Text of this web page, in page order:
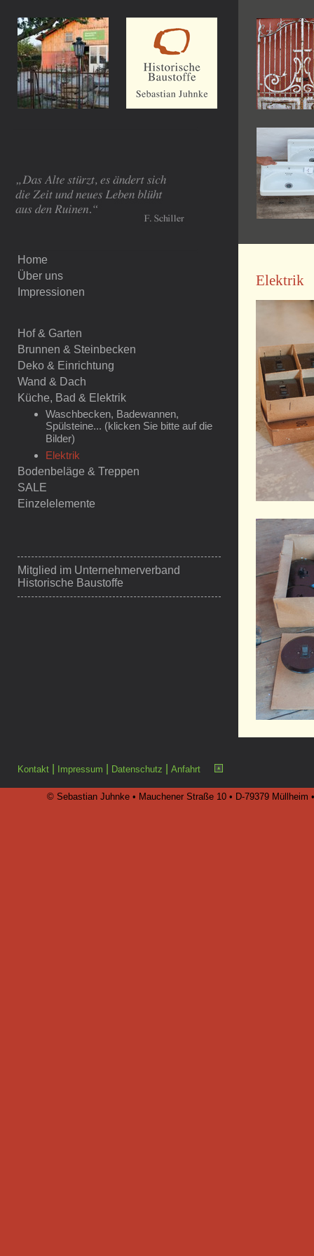
Home
Über uns
Impressionen
Hof & Garten
Brunnen & Steinbecken
Deko & Einrichtung
Wand & Dach
Küche, Bad & Elektrik
Waschbecken, Badewannen,
Spülsteine... (klicken Sie bitte auf die
Bilder)
Elektrik
Bodenbeläge & Treppen
SALE
Einzelelemente
Mitglied im Unternehmerverband
Historische Baustoffe
Elektrik
Kontakt Impressum Datenschutz Anfahrt
© Sebastian Juhnke • Mauchener Straße 10 • D-79379